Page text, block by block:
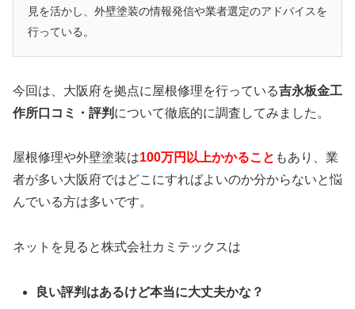
見を活かし、外壁塗装の情報発信や業者選定のアドバイスを
行っている。
今回は、大阪府を拠点に屋根修理を行っている吉永板金工
作所口コミ・評判 について徹底的に調査してみました。
屋根修理や外壁塗装は100万円以上かかること もあり、業
者が多い大阪府ではどこにすればよいのか分からないと悩
んでいる方は多いです。
ネットを見ると株式会社カミテックスは
良い評判はあるけど本当に大丈夫かな？